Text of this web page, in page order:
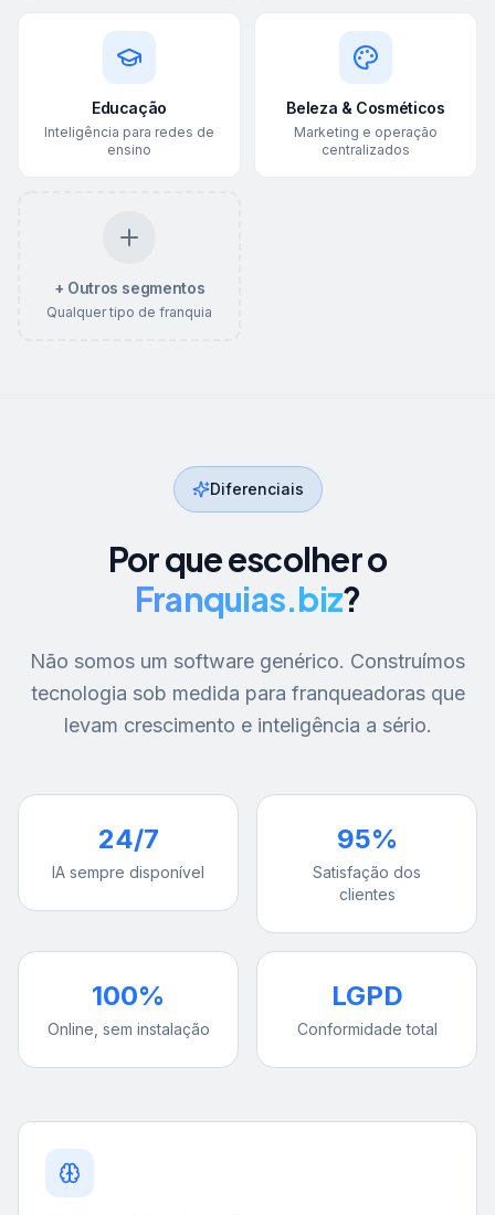
Educação
Inteligência para redes de
ensino
Beleza & Cosméticos
Marketing e operação
centralizados
+ Outros segmentos
Qualquer tipo de franquia
Diferenciais
Por que escolher o
Franquias.biz?
Não somos um software genérico. Construímos
tecnologia sob medida para franqueadoras que
levam crescimento e inteligência a sério.
24/7
IA sempre disponível
95%
Satisfação dos
clientes
100%
Online, sem instalação
LGPD
Conformidade total